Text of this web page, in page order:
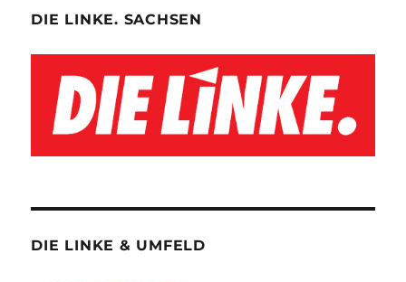
DIE LINKE. SACHSEN
DIE LINKE & UMFELD